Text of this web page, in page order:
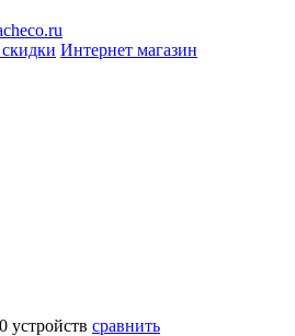
Интернет магазин
0 устройств сравнить